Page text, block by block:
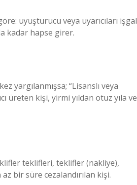
uyuşturucu veya uyarıcıları işgal
kadar hapse girer.
yargılanmışsa; “Lisanslı veya
üreten kişi, yirmi yıldan otuz yıla ve
teklifleri, teklifler (nakliye),
bir süre cezalandırılan kişi.